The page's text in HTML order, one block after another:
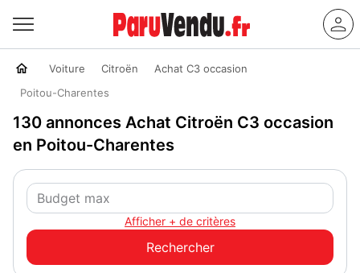
Voiture Citroën
Achat C3 occasion
Poitou-Charentes
130 annonces Achat Citroën C3 occasion
en Poitou-Charentes
Afficher + de critères